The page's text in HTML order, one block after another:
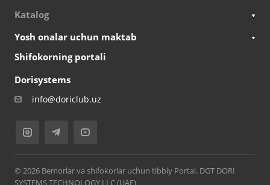
Katalog
Yosh onalar uchun maktab
Shifokorning portali
Dorisystems
info@doriclub.uz
© 2026 Bemorlar va shifokorlar uchun tibbiy Portal. DGT DORI
SYSTEMS TECHNOLOGY LLC (UAE)